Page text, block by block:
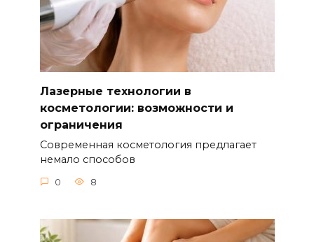
Лазерные технологии в
косметологии: возможности и
ограничения
Современная косметология предлагает
немало способов
0 8